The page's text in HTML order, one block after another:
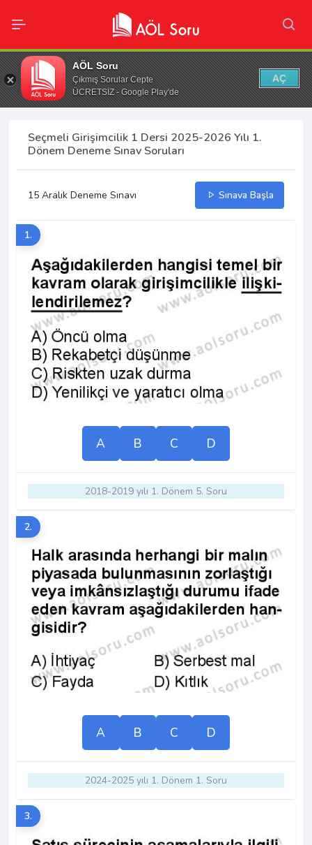
AÖL Soru
Çıkmış Sorular Cepte
ÜCRETSİZ - Google Play'de
AÇ
Seçmeli Girişimcilik 1 Dersi 2025-2026 Yılı 1.
Dönem Deneme Sınav Soruları
15 Aralık Deneme Sınavı Sınava Başla
1.
A B C D
2018-2019 yılı 1. Dönem 5. Soru
2.
A B C D
2024-2025 yılı 1. Dönem 1. Soru
3.